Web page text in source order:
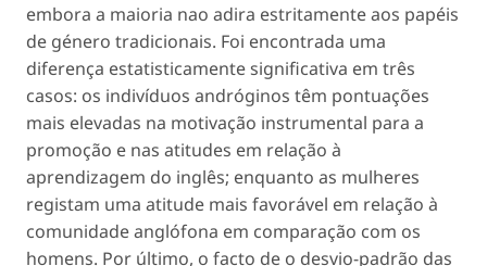
embora a maioria nao adira estritamente aos papéis
de género tradicionais. Foi encontrada uma
diferença estatisticamente significativa em três
casos: os indivíduos andróginos têm pontuações
mais elevadas na motivação instrumental para a
promoção e nas atitudes em relação à
aprendizagem do inglês; enquanto as mulheres
registam uma atitude mais favorável em relação à
comunidade anglófona em comparação com os
homens. Por último, o facto de o desvio-padrão das